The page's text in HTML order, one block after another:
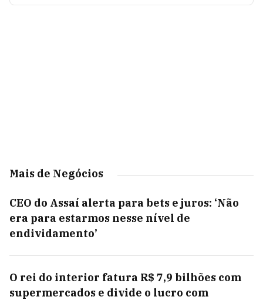
Mais de Negócios
CEO do Assaí alerta para bets e juros: ‘Não
era para estarmos nesse nível de
endividamento’
O rei do interior fatura R$ 7,9 bilhões com
supermercados e divide o lucro com